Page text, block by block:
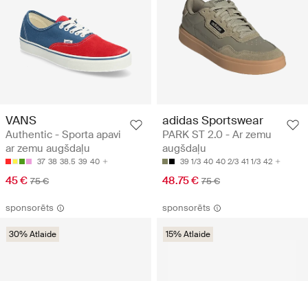
VANS
Authentic - Sporta apavi
ar zemu augšdaļu
37 38 38.5 39 40
45 € 75 €
adidas Sportswear
PARK ST 2.0 - Ar zemu
augšdaļu
39 1/3 40 40 2/3 41 1/3 42
48.75 € 75 €
sponsorēts
30% Atlaide
sponsorēts
15% Atlaide